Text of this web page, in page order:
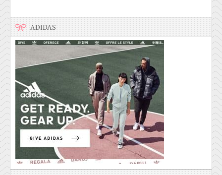
ADIDAS